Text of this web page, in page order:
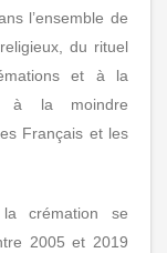
l’ensemble de
du rituel
et à la
à la moindre
Français et les
crémation se
2005 et 2019